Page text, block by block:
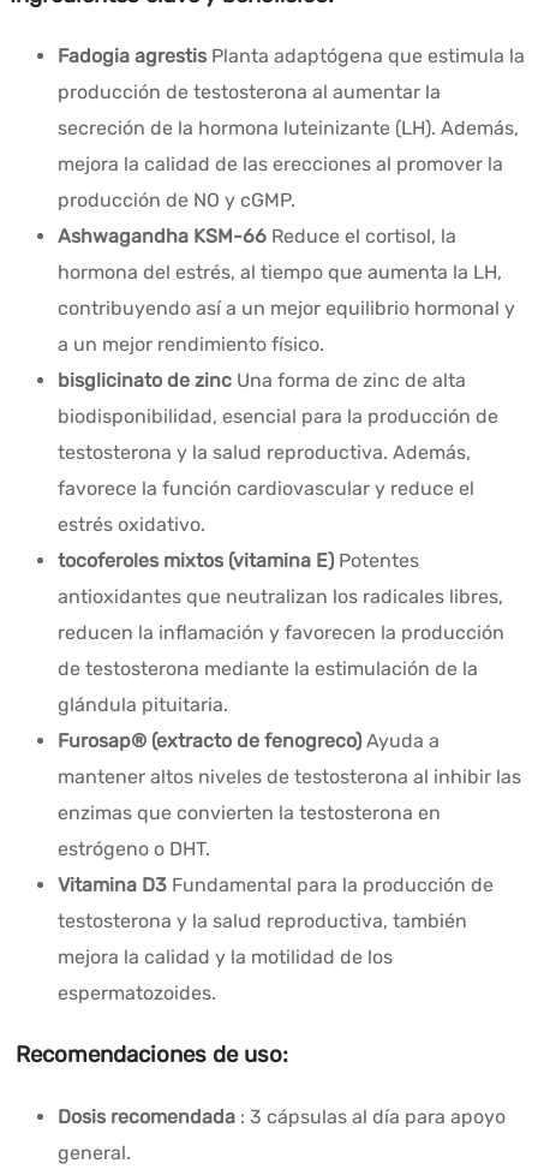
Fadogia agrestis Planta adaptógena que estimula la
producción de testosterona al aumentar la
secreción de la hormona luteinizante (LH). Además,
mejora la calidad de las erecciones al promover la
producción de NO y cGMP.
Ashwagandha KSM-66 Reduce el cortisol, la
hormona del estrés, al tiempo que aumenta la LH,
contribuyendo así a un mejor equilibrio hormonal y
a un mejor rendimiento físico.
bisglicinato de zinc Una forma de zinc de alta
biodisponibilidad, esencial para la producción de
testosterona y la salud reproductiva. Además,
favorece la función cardiovascular y reduce el
estrés oxidativo.
tocoferoles mixtos (vitamina E) Potentes
antioxidantes que neutralizan los radicales libres,
reducen la inflamación y favorecen la producción
de testosterona mediante la estimulación de la
glándula pituitaria.
Furosap® (extracto de fenogreco) Ayuda a
mantener altos niveles de testosterona al inhibir las
enzimas que convierten la testosterona en
estrógeno o DHT.
Vitamina D3 Fundamental para la producción de
testosterona y la salud reproductiva, también
mejora la calidad y la motilidad de los
espermatozoides.
Recomendaciones de uso:
Dosis recomendada : 3 cápsulas al día para apoyo
general.